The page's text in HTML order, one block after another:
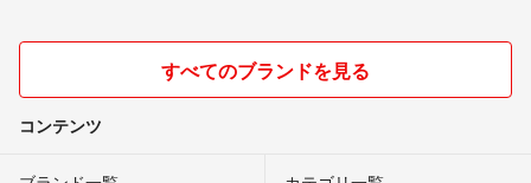
すべてのブランドを見る
コンテンツ